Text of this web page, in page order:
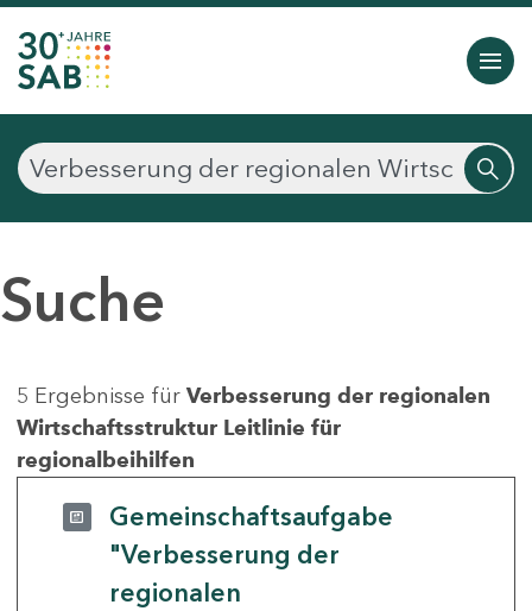
Suche
5 Ergebnisse für Verbesserung der regionalen
Wirtschaftsstruktur Leitlinie für
regionalbeihilfen
Gemeinschaftsaufgabe
"Verbesserung der
regionalen